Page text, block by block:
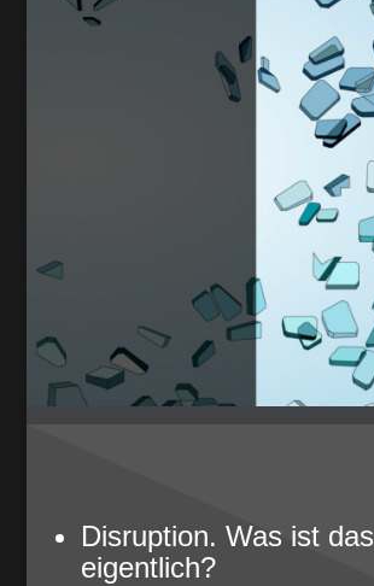
Disruption. Was ist das
eigentlich?